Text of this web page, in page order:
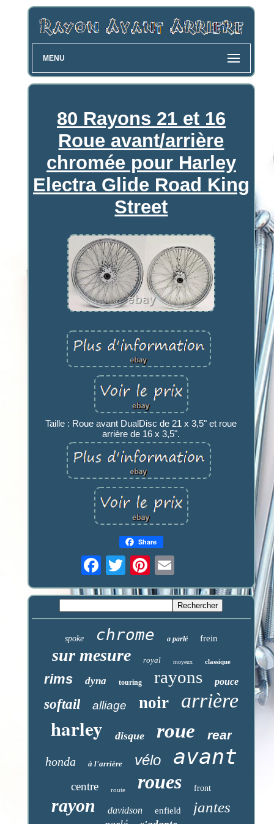
MENU
80 Rayons 21 et 16
Roue avant/arrière
chromée pour Harley
Electra Glide Road King
Street
Taille : Roue avant DualDisc de 21 x 3,5" et roue
arrière de 16 x 3,5".
Share
spoke chrome a parlé frein
sur mesure royal moyeux classique
rims dyna touring rayons pouce
softail alliage noir arrière
harley disque roue rear
honda à l'arrière vélo avant
centre route roues front
rayon davidson enfield jantes